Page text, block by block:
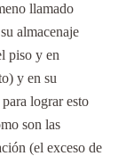
llamado
almacenaje
piso y en
y en su
lograr esto
son las
(el exceso de